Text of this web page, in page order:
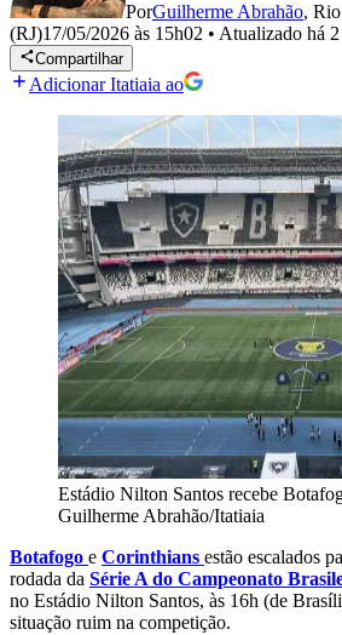
PorGuilherme Abrahão,
(RJ)17/05/2026 às 15h02 • Atualizado há
Compartilhar
Adicionar Itatiaia ao
Estádio Nilton Santos recebe
Guilherme Abrahão/Itatiaia
Botafogo e Corinthians estão escalados
rodada da Série A do Campeonato
no Estádio Nilton Santos, às 16h (de
situação ruim na competição.